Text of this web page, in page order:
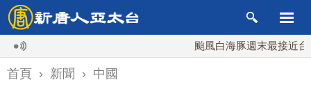
颱風白海豚週末最接近台灣 最
首頁 › 新聞 › 中國